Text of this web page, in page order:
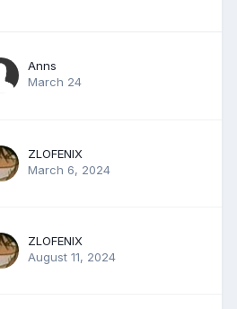
Anns
March 24
ZLOFENIX
March 6, 2024
ZLOFENIX
August 11, 2024